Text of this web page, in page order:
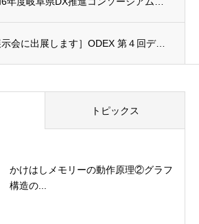
［展示会に出展します］ODEX 第４回デジタル化・DX推進展
トピックス
かけはしメモリーの動作原理②グラフ
構造の...